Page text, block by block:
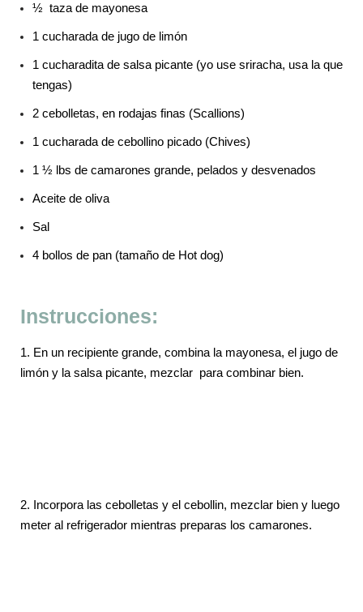
½ taza de mayonesa
1 cucharada de jugo de limón
1 cucharadita de salsa picante (yo use sriracha, usa la que
tengas)
2 cebolletas, en rodajas finas (Scallions)
1 cucharada de cebollino picado (Chives)
1 ½ lbs de camarones grande, pelados y desvenados
Aceite de oliva
Sal
4 bollos de pan (tamaño de Hot dog)
Instrucciones:
1. En un recipiente grande, combina la mayonesa, el jugo de
limón y la salsa picante, mezclar para combinar bien.
2. Incorpora las cebolletas y el cebollin, mezclar bien y luego
meter al refrigerador mientras preparas los camarones.